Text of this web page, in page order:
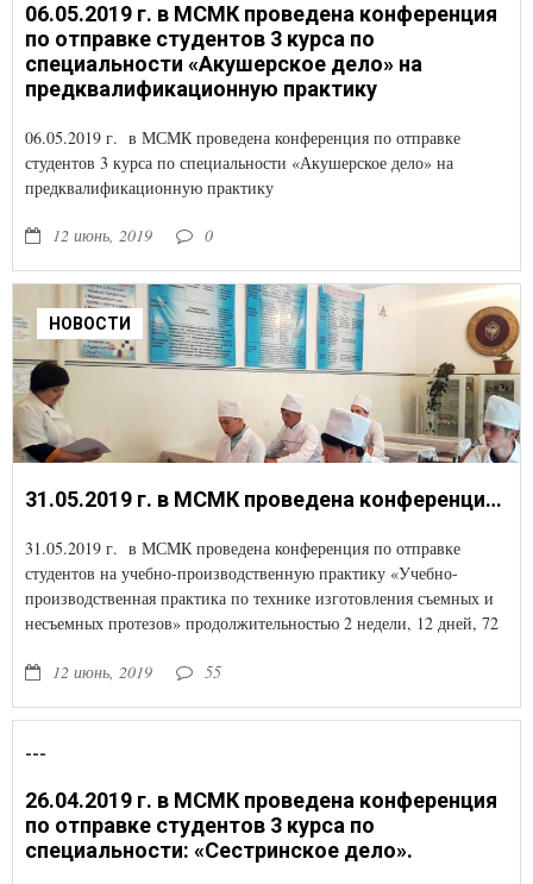
06.05.2019 г. в МСМК проведена конференция
по отправке студентов 3 курса по
специальности «Акушерское дело» на
предквалификационную практику
06.05.2019 г. в МСМК проведена конференция по отправке
студентов 3 курса по специальности «Акушерское дело» на
предквалификационную практику
12 июнь, 2019 0
НОВОСТИ
31.05.2019 г. в МСМК проведена конференция по отправке студентов на учебно-производственную практику «Учебно-производственная практика по технике изготовления съемных и несъемных протезов» продолжительностью 2 недели, 12 дней, 72 часа, по специально
31.05.2019 г. в МСМК проведена конференция по отправке
студентов на учебно-производственную практику «Учебно-
производственная практика по технике изготовления съемных и
несъемных протезов» продолжительностью 2 недели, 12 дней, 72
стом12 июнь, 2019 55
---
26.04.2019 г. в МСМК проведена конференция
по отправке студентов 3 курса по
специальности: «Сестринское дело».